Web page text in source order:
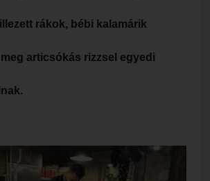
rákok, bébi kalamárik
articsókás rizzsel egyedi